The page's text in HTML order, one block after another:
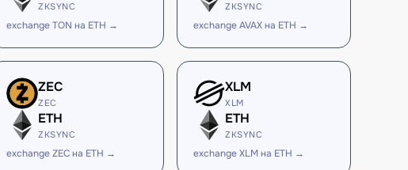
ZKSYNC
exchange TON на ETH →
ZKSYNC
exchange AVAX на ETH →
ZEC
ZEC
ETH
ZKSYNC
exchange ZEC на ETH →
XLM
XLM
ETH
ZKSYNC
exchange XLM на ETH →